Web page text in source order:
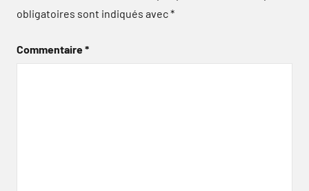
obligatoires sont indiqués avec*
Commentaire*